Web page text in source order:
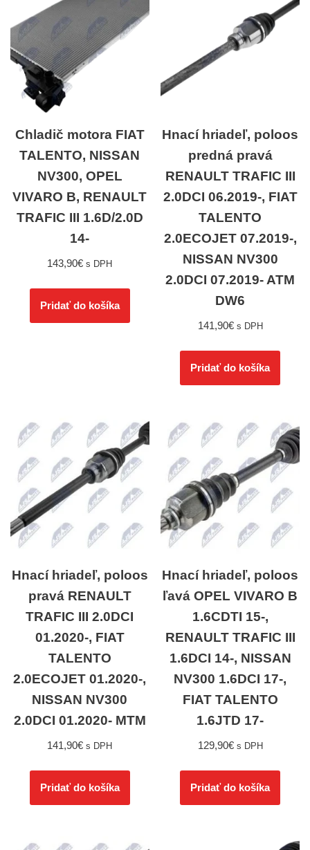
Chladič motora FIAT
TALENTO, NISSAN
NV300, OPEL
VIVARO B, RENAULT
TRAFIC III 1.6D/2.0D
14-
143,90€ s DPH
Pridať do košíka
Hnací hriadeľ, poloos
predná pravá
RENAULT TRAFIC III
2.0DCI 06.2019-, FIAT
TALENTO
2.0ECOJET 07.2019-,
NISSAN NV300
2.0DCI 07.2019- ATM
DW6
141,90€ s DPH
Pridať do košíka
Hnací hriadeľ, poloos
pravá RENAULT
TRAFIC III 2.0DCI
01.2020-, FIAT
TALENTO
2.0ECOJET 01.2020-,
NISSAN NV300
2.0DCI 01.2020- MTM
141,90€ s DPH
Pridať do košíka
Hnací hriadeľ, poloos
ľavá OPEL VIVARO B
1.6CDTI 15-,
RENAULT TRAFIC III
1.6DCI 14-, NISSAN
NV300 1.6DCI 17-,
FIAT TALENTO
1.6JTD 17-
129,90€ s DPH
Pridať do košíka